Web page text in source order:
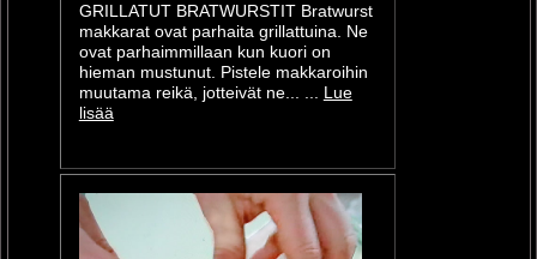
GRILLATUT BRATWURSTIT Bratwurst
makkarat ovat parhaita grillattuina. Ne
ovat parhaimmillaan kun kuori on
hieman mustunut. Pistele makkaroihin
muutama reikä, jotteivät ne... ...
Lue
lisää